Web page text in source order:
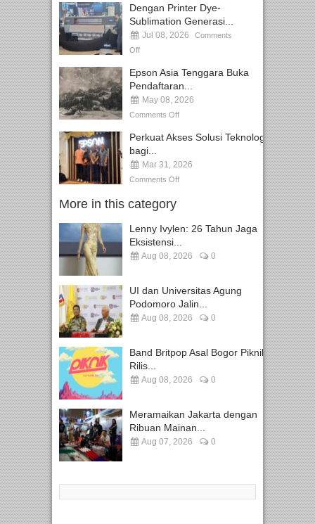
Dengan Printer Dye-
Sublimation Generasi...
Jul 08, 2026
Comments
Off
Epson Asia Tenggara Buka
Pendaftaran...
May 08, 2026
Comments Off
Perkuat Akses Solusi Teknologi
bagi...
Mar 31, 2026
Comments Off
More in this category
Lenny Ivylen: 26 Tahun Jaga
Eksistensi...
Aug 08, 2026 0
UI dan Universitas Agung
Podomoro Jalin...
Aug 08, 2026 0
Band Britpop Asal Bogor Piknik
Rilis...
Aug 08, 2026 0
Meramaikan Jakarta dengan
Ribuan Mainan...
Aug 07, 2026 0